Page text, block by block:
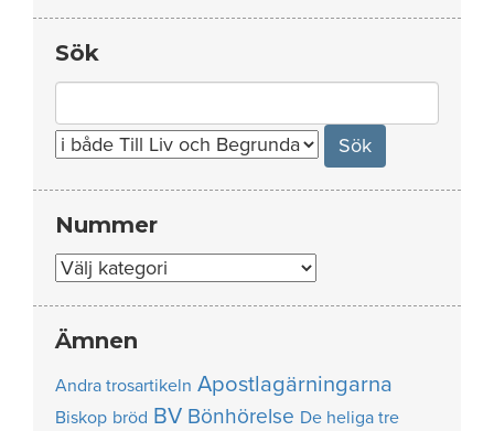
Sök
for:
Nummer
Nummer
Ämnen
Andra trosartikeln Apostlagärningarna
Biskop bröd BV Bönhörelse De heliga tre